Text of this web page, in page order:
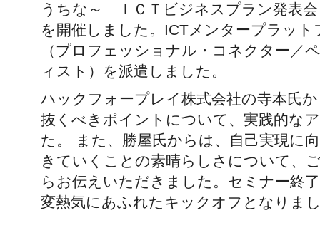
うちな～ ＩＣＴビジネスプラン発表
を開催しました。ICTメンタープラット
（プロフェッショナル・コネクター／
ィスト）を派遣しました。
ハックフォープレイ株式会社の寺本氏
抜くべきポイントについて、実践的な
た。 また、勝屋氏からは、自己実現に
きていくことの素晴らしさについて、
らお伝えいただきました。セミナー終
変熱気にあふれたキックオフとなりま